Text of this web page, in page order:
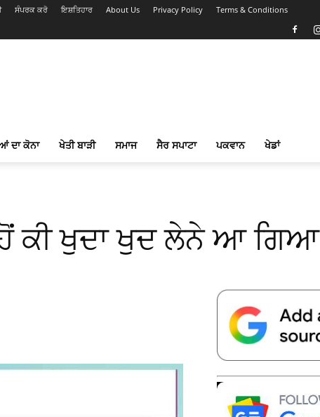
ਸੰਪਰਕ ਕਰੋ ਇਸ਼ਤਿਹਾਰ About Us Privacy Policy Terms & Conditions
ਦਾ ਕੋਨਾ ਖੇਤੀ ਬਾੜੀ ਸਮਾਜ ਸੈਰ ਸਪਾਟਾ ਪਕਵਾਨ ਖੇਡਾਂ
ਕੀ ਖੁਦਾ ਖੁਦ ਲੇਨੇ ਆ ਗਿਆ
Telegram